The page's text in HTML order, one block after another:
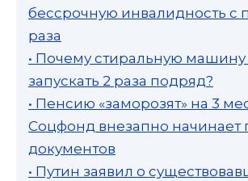
бессрочную инвалидность с
раза
• Почему стиральную машину
запускать 2 раза подряд?
• Пенсию «заморозят» на 3
Соцфонд внезапно начинает
документов
• Путин заявил о